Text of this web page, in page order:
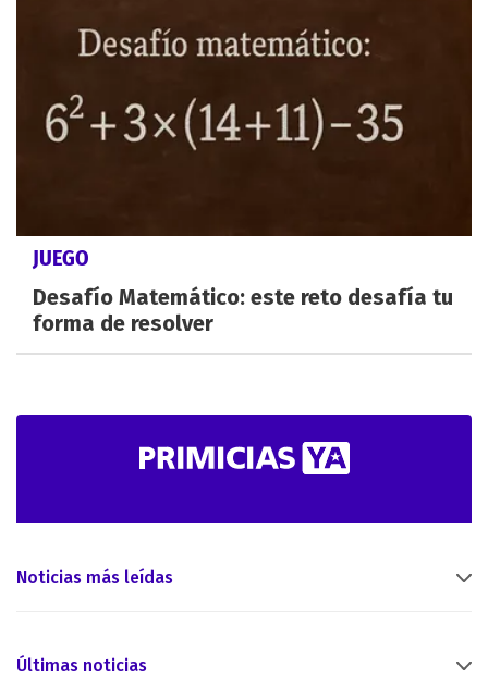
JUEGO
Desafío Matemático: este reto desafía tu
forma de resolver
Noticias más leídas
Últimas noticias